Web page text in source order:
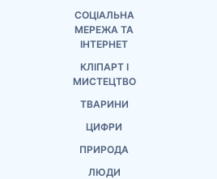
СОЦІАЛЬНА
МЕРЕЖА ТА
ІНТЕРНЕТ
КЛІПАРТ І
МИСТЕЦТВО
ТВАРИНИ
ЦИФРИ
ПРИРОДА
ЛЮДИ